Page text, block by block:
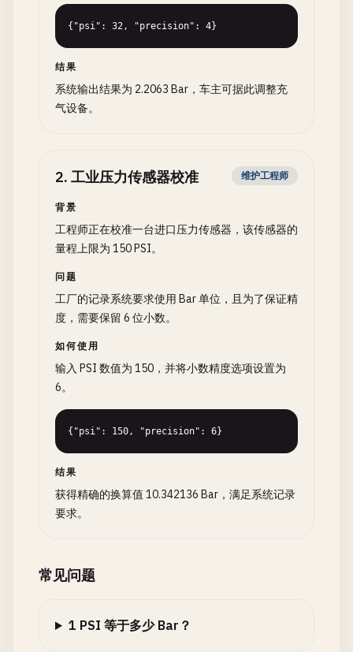
{"psi": 32, "precision": 4}
结果
系统输出结果为 2.2063 Bar，车主可据此调整充
气设备。
2. 工业压力传感器校准 维护工程师
背景
工程师正在校准一台进口压力传感器，该传感器的
量程上限为 150 PSI。
问题
工厂的记录系统要求使用 Bar 单位，且为了保证精
度，需要保留 6 位小数。
如何使用
输入 PSI 数值为 150，并将小数精度选项设置为
6。
{"psi": 150, "precision": 6}
结果
获得精确的换算值 10.342136 Bar，满足系统记录
要求。
常见问题
1 PSI 等于多少 Bar？